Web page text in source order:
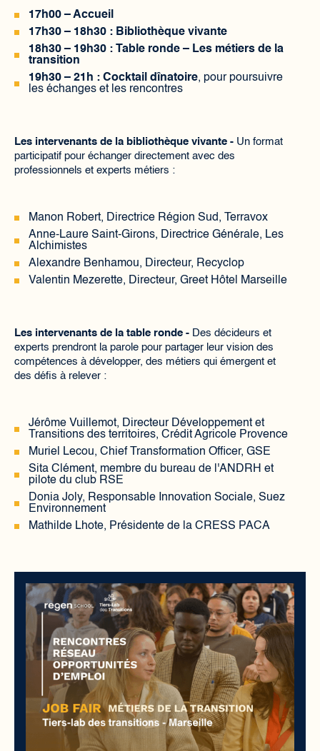
17h00 – Accueil
17h30 – 18h30 : Bibliothèque vivante
18h30 – 19h30 : Table ronde – Les métiers de la
transition
19h30 – 21h : Cocktail dînatoire, pour poursuivre
les échanges et les rencontres
Les intervenants de la bibliothèque vivante - Un format
participatif pour échanger directement avec des
professionnels et experts métiers :
Manon Robert, Directrice Région Sud, Terravox
​Anne-Laure Saint-Girons, Directrice Générale, Les
Alchimistes
​Alexandre Benhamou, Directeur, Recyclop
​Valentin Mezerette, Directeur, Greet Hôtel Marseille
Les intervenants de la table ronde - Des décideurs et
experts prendront la parole pour partager leur vision des
compétences à développer, des métiers qui émergent et
des défis à relever :
​Jérôme Vuillemot, Directeur Développement et
Transitions des territoires, Crédit Agricole Provence
​Muriel Lecou, Chief Transformation Officer, GSE
​Sita Clément, membre du bureau de l'ANDRH et
pilote du club RSE
​Donia Joly, Responsable Innovation Sociale, Suez
Environnement
​Mathilde Lhote, Présidente de la CRESS PACA